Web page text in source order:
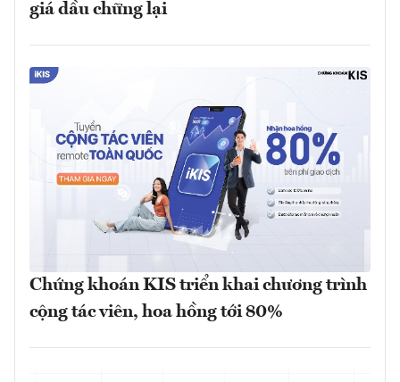
giá dầu chững lại
Chứng khoán KIS triển khai chương trình
cộng tác viên, hoa hồng tới 80%